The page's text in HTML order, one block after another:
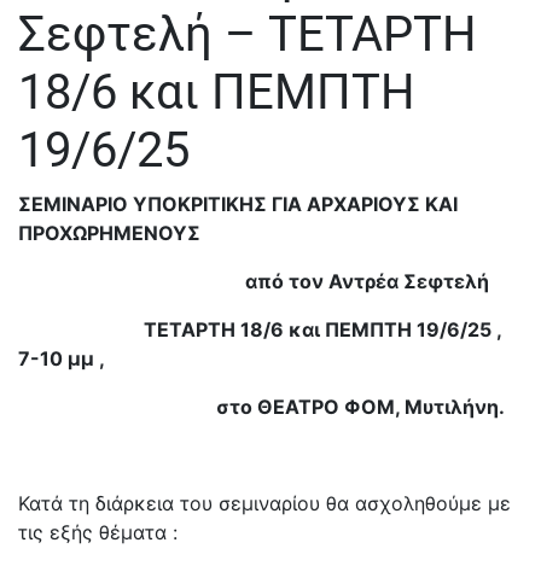
Σεφτελή – ΤΕΤΑΡΤΗ
18/6 και ΠΕΜΠΤΗ
19/6/25
ΣΕΜΙΝΑΡΙΟ ΥΠΟΚΡΙΤΙΚΗΣ ΓΙΑ ΑΡΧΑΡΙΟΥΣ ΚΑΙ
ΠΡΟΧΩΡΗΜΕΝΟΥΣ
από τον Αντρέα Σεφτελή
ΤΕΤΑΡΤΗ 18/6 και ΠΕΜΠΤΗ 19/6/25 ,
7-10 μμ ,
στο ΘΕΑΤΡΟ ΦΟΜ, Μυτιλήνη.
Κατά τη διάρκεια του σεμιναρίου θα ασχοληθούμε με
τις εξής θέματα :